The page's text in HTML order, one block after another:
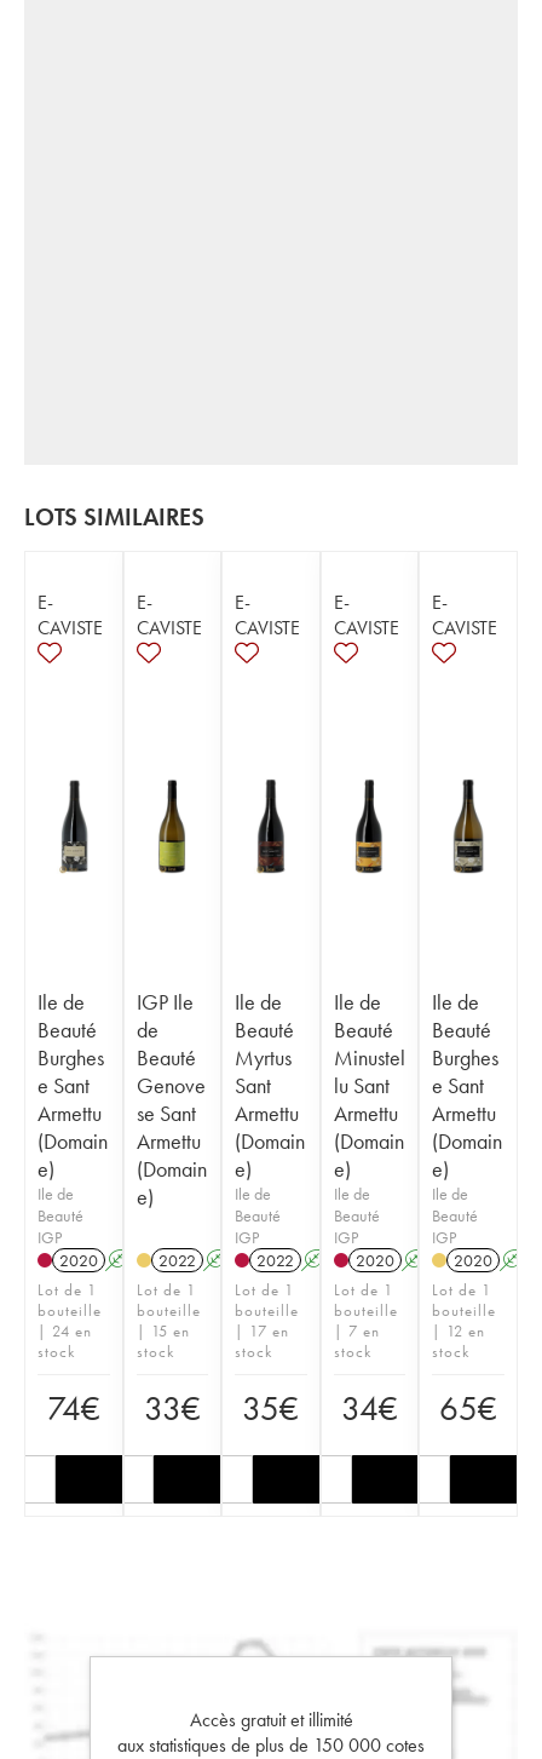
LOTS SIMILAIRES
E-
CAVISTE
Ile de
Beauté
Burghes
e Sant
Armettu
(Domain
e)
Ile de
Beauté
IGP
2020 A
Lot de 1
bouteille
| 24 en
stock
74€
E-
CAVISTE
IGP Ile
de
Beauté
Genove
se Sant
Armettu
(Domain
e)
2022 A
Lot de 1
bouteille
| 15 en
stock
33€
E-
CAVISTE
Ile de
Beauté
Myrtus
Sant
Armettu
(Domain
e)
Ile de
Beauté
IGP
2022 A
Lot de 1
bouteille
| 17 en
stock
35€
E-
CAVISTE
Ile de
Beauté
Minustel
lu Sant
Armettu
(Domain
e)
Ile de
Beauté
IGP
2020 A
Lot de 1
bouteille
| 7 en
stock
34€
E-
CAVISTE
Ile de
Beauté
Burghes
e Sant
Armettu
(Domain
e)
Ile de
Beauté
IGP
2020 A
Lot de 1
bouteille
| 12 en
stock
65€
Accès gratuit et illimité
aux statistiques de plus de 150 000 cotes